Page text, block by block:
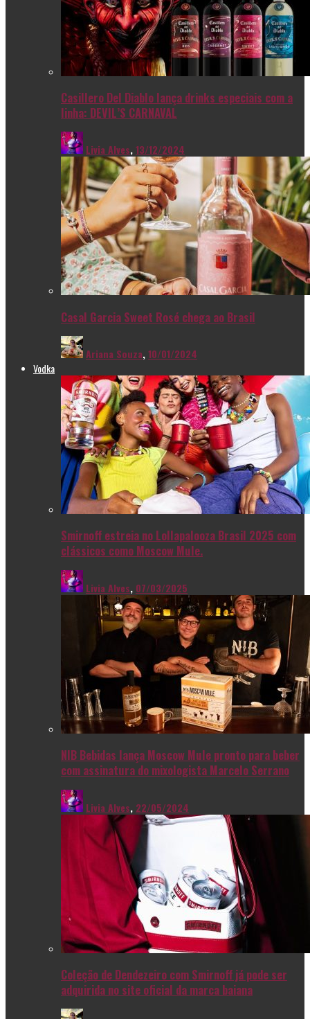
Casillero Del Diablo lança drinks especiais com a
linha: DEVIL’S CARNAVAL
Livia Alves,13/12/2024
Casal Garcia Sweet Rosé chega ao Brasil
Ariana Souza,10/01/2024
Vodka
Smirnoff estreia no Lollapalooza Brasil 2025 com
clássicos como Moscow Mule.
Livia Alves, 07/03/2025
NIB Bebidas lança Moscow Mule pronto para beber
com assinatura do mixologista Marcelo Serrano
Livia Alves, 22/05/2024
Coleção de Dendezeiro com Smirnoff já pode ser
adquirida no site oficial da marca baiana